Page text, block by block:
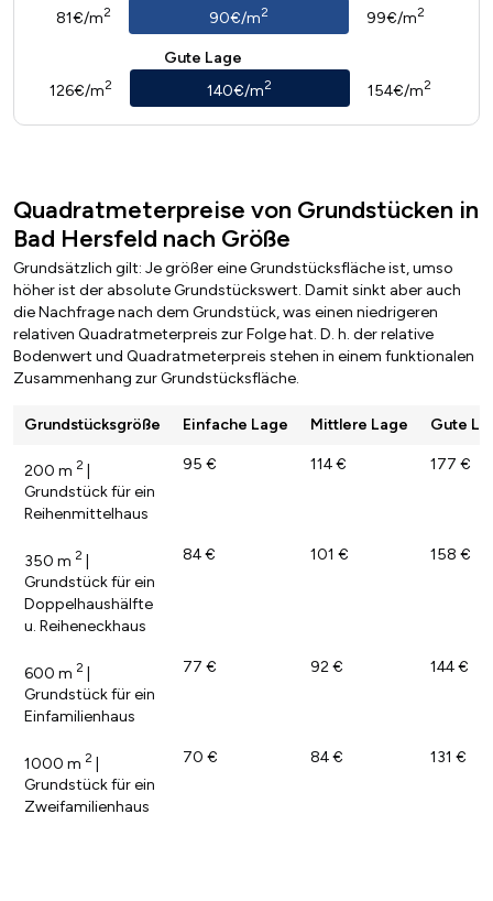
81€/m2 90€/m2 99€/m2
Gute Lage
126€/m2 140€/m2 154€/m2
Quadratmeterpreise von Grundstücken in
Bad Hersfeld nach Größe
Grundsätzlich gilt: Je größer eine Grundstücksfläche ist, umso
höher ist der absolute Grundstückswert. Damit sinkt aber auch
die Nachfrage nach dem Grundstück, was einen niedrigeren
relativen Quadratmeterpreis zur Folge hat. D. h. der relative
Bodenwert und Quadratmeterpreis stehen in einem funktionalen
Zusammenhang zur Grundstücksfläche.
Grundstücksgröße Einfache Lage Mittlere Lage Gute
200 m 2 |
Grundstück für ein
Reihenmittelhaus
95 € 114 € 177 €
350 m 2 |
Grundstück für ein
Doppelhaushälfte
u. Reiheneckhaus
84 € 101 € 158 €
600 m 2 |
Grundstück für ein
Einfamilienhaus
77 € 92 € 144 €
1000 m 2 |
Grundstück für ein
Zweifamilienhaus
70 € 84 € 131 €